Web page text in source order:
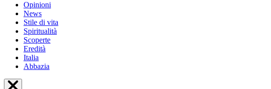
Opinioni
News
Stile di vita
Spiritualità
Scoperte
Eredità
Italia
Abbazia